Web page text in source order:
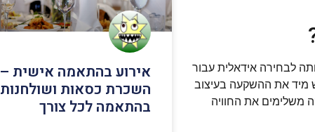
לבחירה אידאלית עבור
מיד את ההשקעה בעיצוב
משלימים את החוויה
אירוע בהתאמה אישית –
השכרת כסאות ושולחנות
בהתאמה לכל צורך